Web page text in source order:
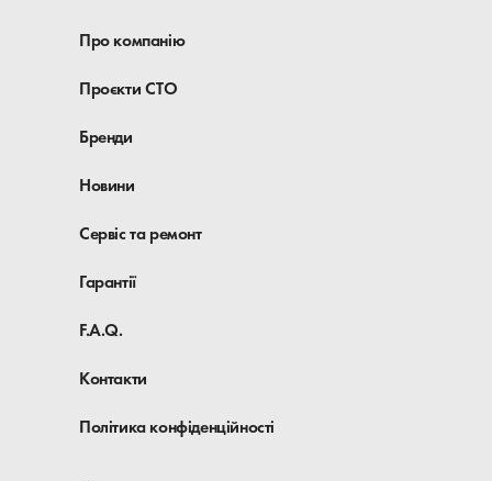
Про компанію
Проєкти СТО
Бренди
Новини
Сервіс та ремонт
Гарантії
F.A.Q.
Контакти
Політика конфіденційності